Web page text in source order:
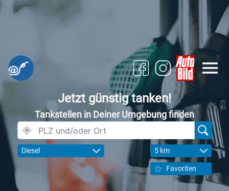
Jetzt günstig tanken!
Tankstellen in Deiner Umgebung finden
Diesel 5 km
Favoriten